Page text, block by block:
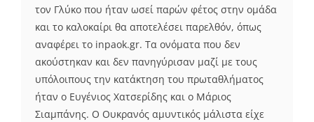
τον Γλύκο που ήταν ωσεί παρών φέτος στην ομάδα
και το καλοκαίρι θα αποτελέσει παρελθόν, όπως
αναφέρει το inpaok.gr. Τα ονόματα που δεν
ακούστηκαν και δεν πανηγύρισαν μαζί με τους
υπόλοιπους την κατάκτηση του πρωταθλήματος
ήταν ο Ευγένιος Χατσερίδης και ο Μάριος
Σιαμπάνης. Ο Ουκρανός αμυντικός μάλιστα είχε